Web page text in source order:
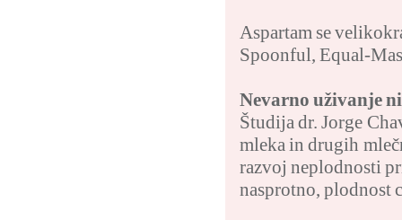
Aspartam se
Spoonful, Equal-
Nevarno uživanje
Študija dr. Jorge
mleka in drugih
razvoj neplodnosti
nasprotno, plodnost